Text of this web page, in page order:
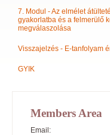
7. Modul - Az elmélet
gyakorlatba és a felmerülő
megválaszolása
Visszajelzés - E-tanfolyam
GYIK
Members Area
Email: